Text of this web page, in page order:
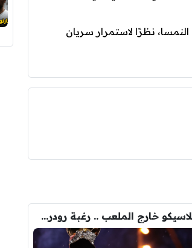
نظرًا لاستمرار سريان
اشتعل الكلاسيكو خارج الملعب .. رغبة رودري تصدم ريال مدريد